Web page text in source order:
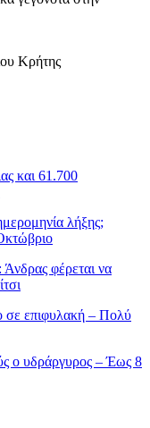
Κρήτης
και 61.700
λήξης;
φέρεται να
σε επιφυλακή – Πολύ
ο υδράργυρος – Έως 8